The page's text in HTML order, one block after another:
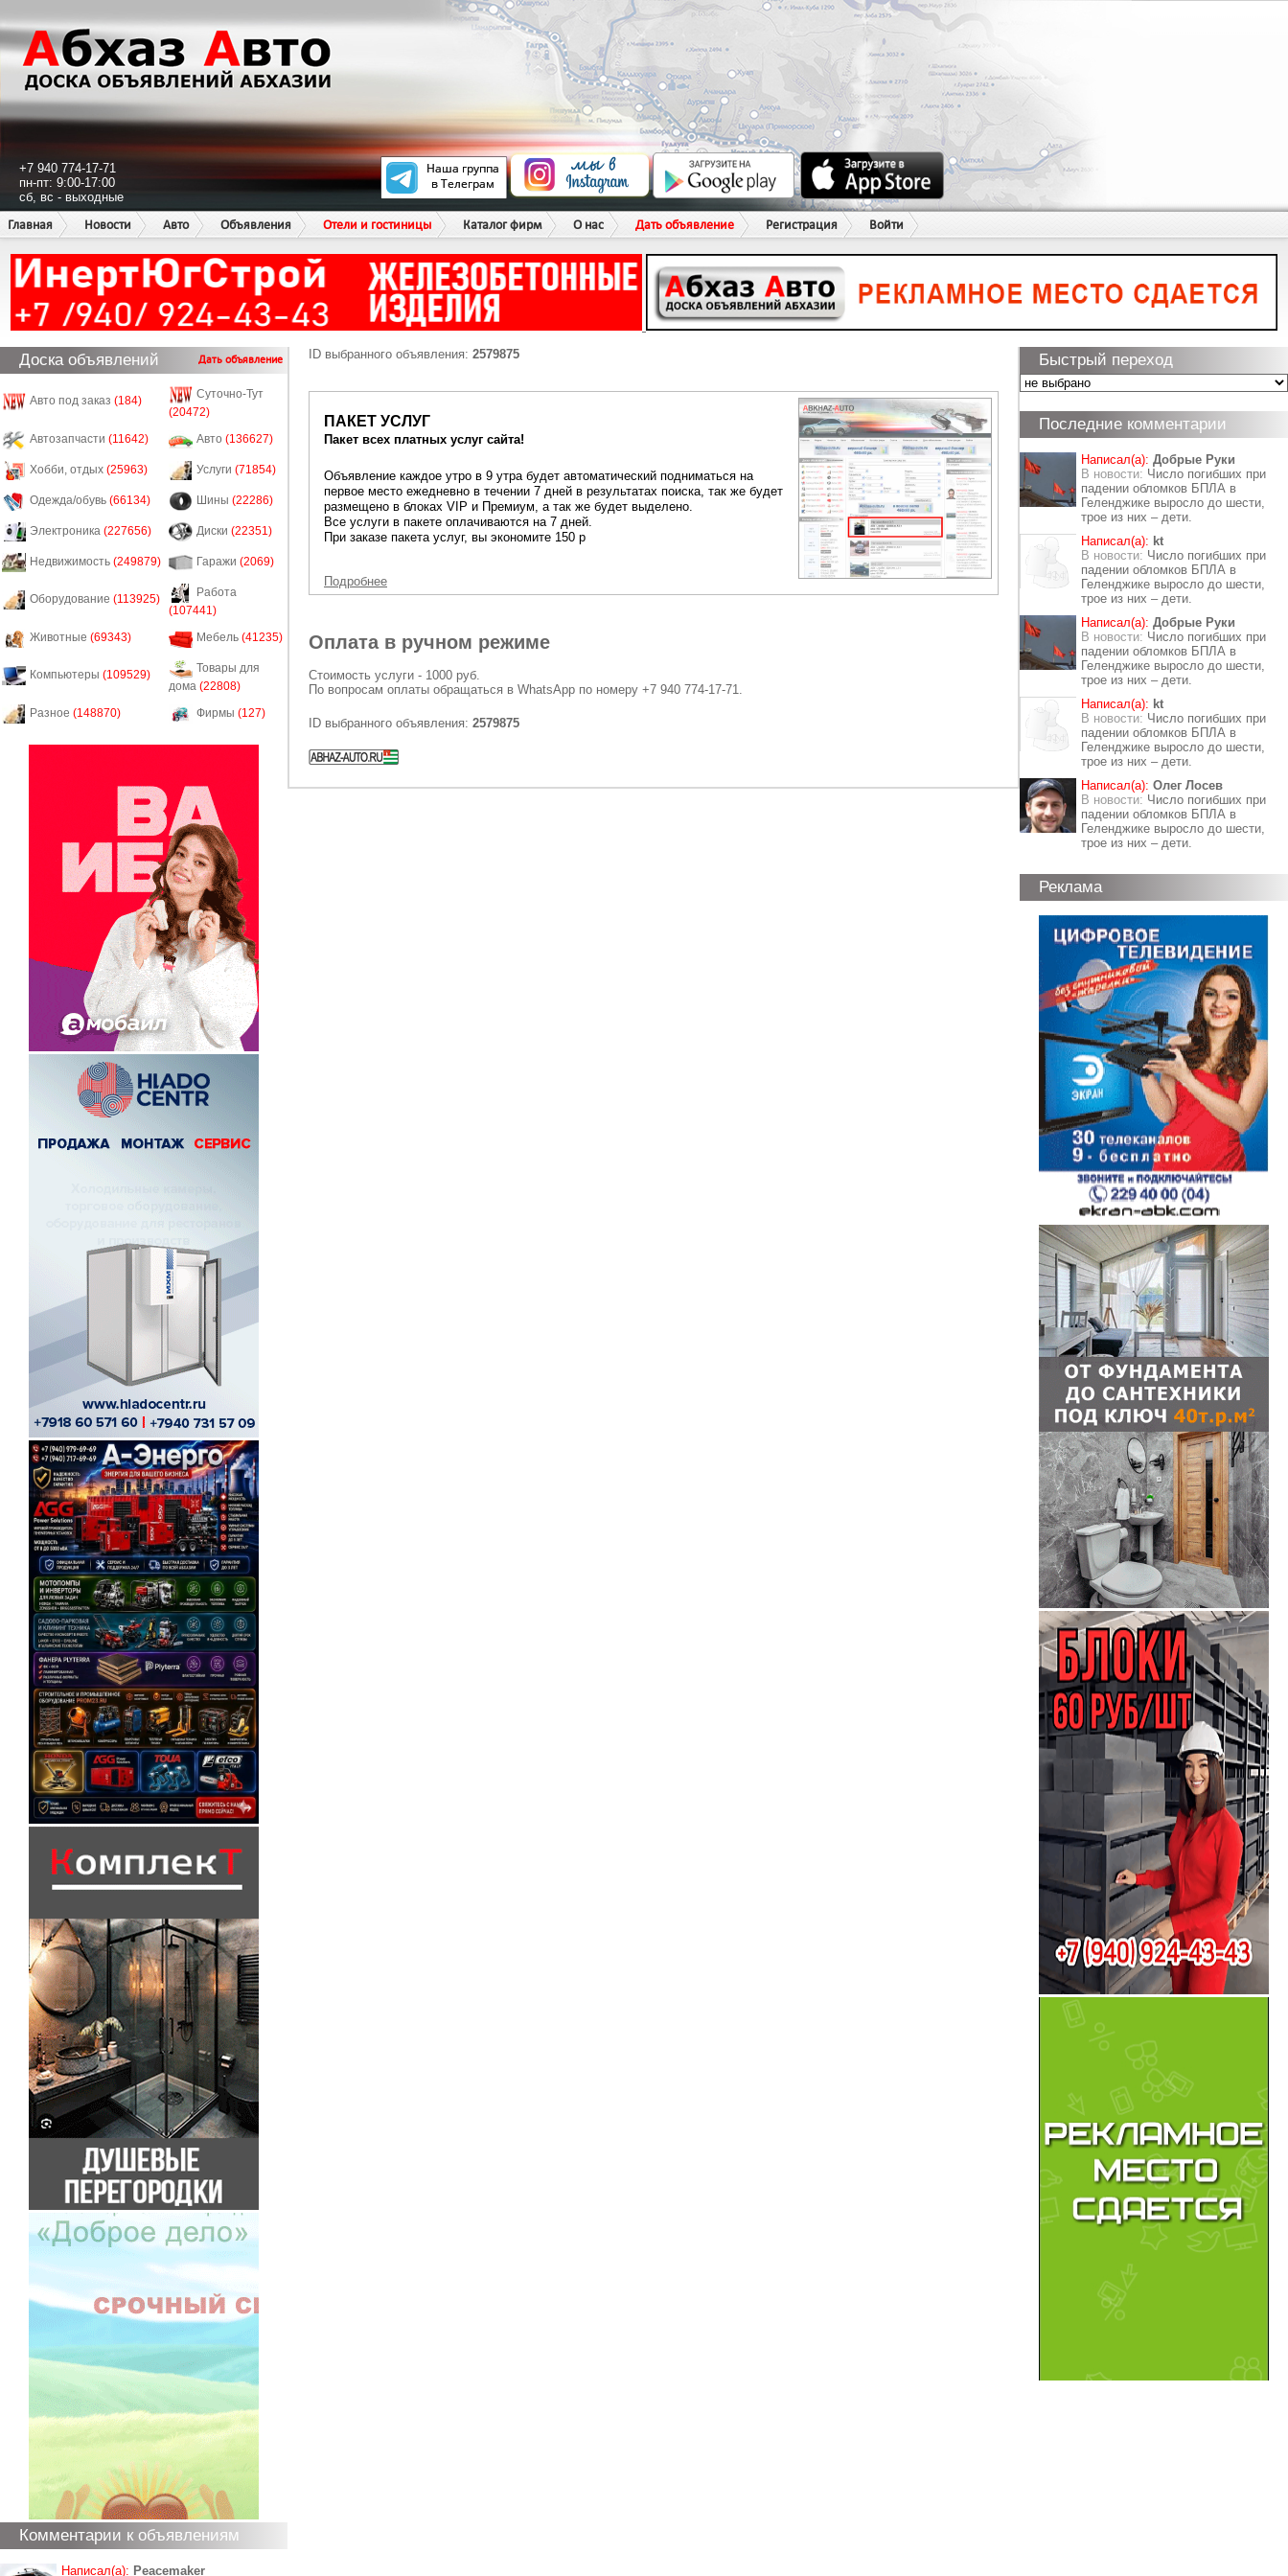
+7 940 774-17-71
пн-пт: 9:00-17:00
сб, вс - выходные
Главная
Новости Авто Объявления Отели и гостиницы Каталог фирм О нас Дать объявление Регистрация Войти
Доска объявлений Дать объявление
Авто под заказ (184)
Суточно-Тут
(20472)
Автозапчасти (11642) Авто (136627)
Хобби, отдых (25963) Услуги (71854)
Одежда/обувь (66134) Шины (22286)
Электроника (227656) Диски (22351)
Недвижимость (249879) Гаражи (2069)
Оборудование (113925)
Работа
(107441)
Животные (69343) Мебель (41235)
Компьютеры (109529)
Товары для
дома (22808)
Разное (148870) Фирмы (127)
Комментарии к объявлениям
Написал(а): Peacemaker
ID выбранного объявления: 2579875
ПАКЕТ УСЛУГ
Пакет всех платных услуг сайта!
Объявление каждое утро в 9 утра будет автоматический подниматься на
первое место ежедневно в течении 7 дней в результатах поиска, так же будет
размещено в блоках VIP и Премиум, а так же будет выделено.
Все услуги в пакете оплачиваются на 7 дней.
При заказе пакета услуг, вы экономите 150 р
Подробнее
Оплата в ручном режиме
Стоимость услуги - 1000 руб.
По вопросам оплаты обращаться в WhatsApp по номеру +7 940 774-17-71.
ID выбранного объявления: 2579875
Быстрый переход
Последние комментарии
Написал(а): Добрые Руки
В новости: Число погибших при
падении обломков БПЛА в
Геленджике выросло до шести,
трое из них – дети.
Написал(а): kt
В новости: Число погибших при
падении обломков БПЛА в
Геленджике выросло до шести,
трое из них – дети.
Написал(а): Добрые Руки
В новости: Число погибших при
падении обломков БПЛА в
Геленджике выросло до шести,
трое из них – дети.
Написал(а): kt
В новости: Число погибших при
падении обломков БПЛА в
Геленджике выросло до шести,
трое из них – дети.
Написал(а): Олег Лосев
В новости: Число погибших при
падении обломков БПЛА в
Геленджике выросло до шести,
трое из них – дети.
Реклама